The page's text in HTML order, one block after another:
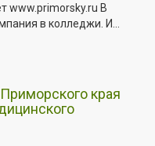
www.primorsky.ru В
в колледжи. И...
края